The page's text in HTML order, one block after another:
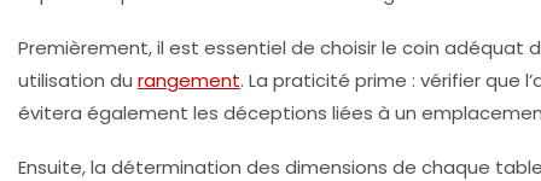
Premièrement, il est essentiel de choisir le coin
utilisation du rangement. La praticité prime : vérifier que
évitera également les déceptions liées à un
Ensuite, la détermination des dimensions de chaque